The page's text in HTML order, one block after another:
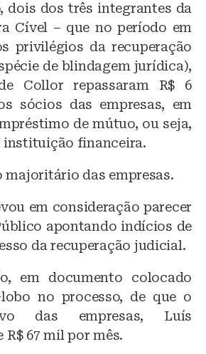
dois dos três integrantes da
Cível – que no período em
privilégios da recuperação
de blindagem jurídica),
Collor repassaram R$ 6
sócios das empresas, em
de mútuo, ou seja,
instituição financeira.
majoritário das empresas.
em consideração parecer
apontando indícios de
da recuperação judicial.
em documento colocado
no processo, de que o
das empresas, Luís
R$ 67 mil por mês.